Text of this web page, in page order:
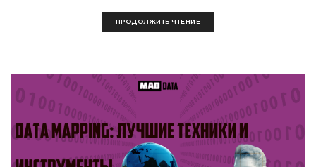
ПРОДОЛЖИТЬ ЧТЕНИЕ